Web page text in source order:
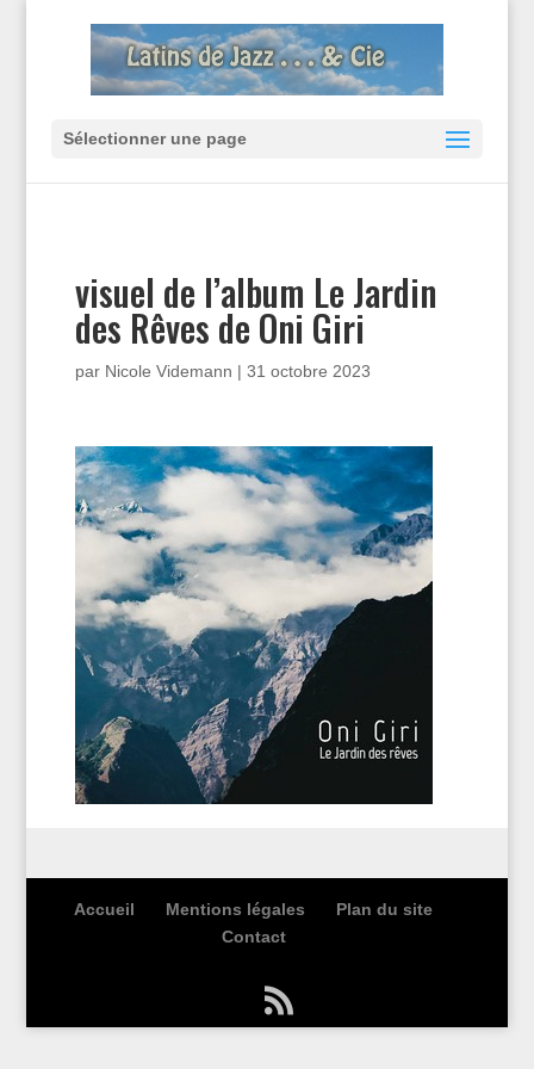
Sélectionner une page
visuel de l’album Le Jardin
des Rêves de Oni Giri
par Nicole Videmann | 31 octobre 2023
Accueil Mentions légales
Plan du site
Contact